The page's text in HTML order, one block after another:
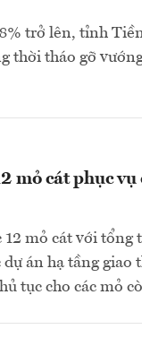
trở lên, tỉnh
thời tháo gỡ
mỏ cát phục vụ
mỏ cát với
án hạ tầng
tục cho các mỏ